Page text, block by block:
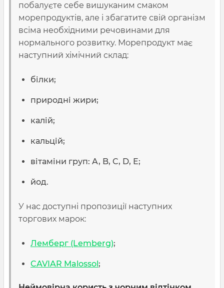
побалуєте себе вишуканим смаком
морепродуктів, але і збагатите свій організм
всіма необхідними речовинами для
нормального розвитку. Морепродукт має
наступний хімічний склад:
білки;
природні жири;
калій;
кальцій;
вітаміни груп: A, B, C, D, E;
йод.
У нас доступні пропозиції наступних
торгових марок:
Лемберг (Lemberg);
CAVIAR Malossol;